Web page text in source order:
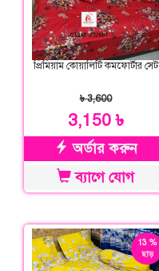
প্রিমিয়াম কোয়ালিটি কমফোর্টার সেট
৳ 3,600
3,150 ৳
অর্ডার করুন
ব্যাগে যোগ
13 %
ছাড়